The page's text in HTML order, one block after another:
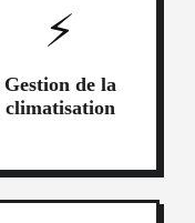
⚡
Gestion de la
climatisation